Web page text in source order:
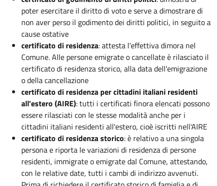
poter esercitare il diritto di voto e serve a dimostrare di
non aver perso il godimento dei diritti politici, in seguito a
cause ostative
certificato di residenza: attesta l'effettiva dimora nel
Comune. Alle persone emigrate o cancellate è rilasciato il
certificato di residenza storico, alla data dell'emigrazione
o della cancellazione
certificato di residenza per cittadini italiani residenti
all'estero (AIRE): tutti i certificati finora elencati possono
essere rilasciati con le stesse modalità anche per i
cittadini italiani residenti all'estero, cioè iscritti nell'AIRE
certificato di residenza storico: è relativo a una singola
persona e riporta le variazioni di residenza di persone
residenti, immigrate o emigrate dal Comune, attestando,
con le relative date, tutti i cambi di indirizzo avvenuti.